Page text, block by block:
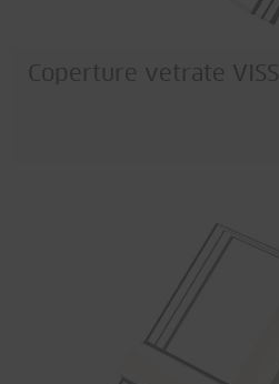
Coperture vetrate VISS